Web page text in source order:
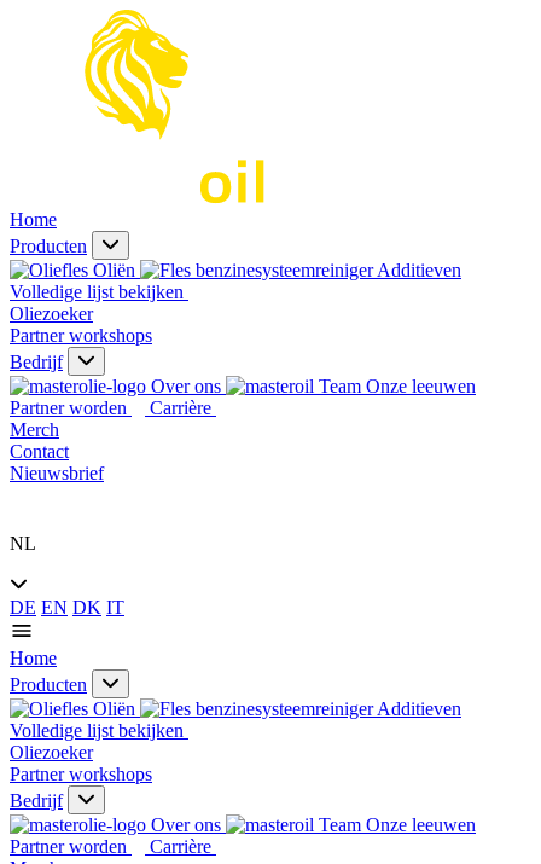
Home
Producten
Oliën
Additieven
Volledige lijst bekijken
Oliezoeker
Partner workshops
Bedrijf
Over ons
Onze leeuwen
Partner worden
Carrière
Merch
Contact
Nieuwsbrief
NL
DE EN DK IT
Home
Producten
Oliën
Additieven
Volledige lijst bekijken
Oliezoeker
Partner workshops
Bedrijf
Over ons
Onze leeuwen
Partner worden
Carrière